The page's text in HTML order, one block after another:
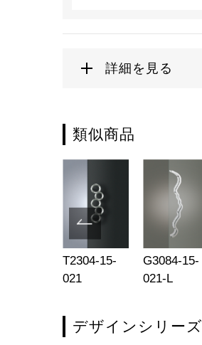
詳細を見る
類似商品
T2304-15-
021
G3084-15-
021-L
デザインシリーズ